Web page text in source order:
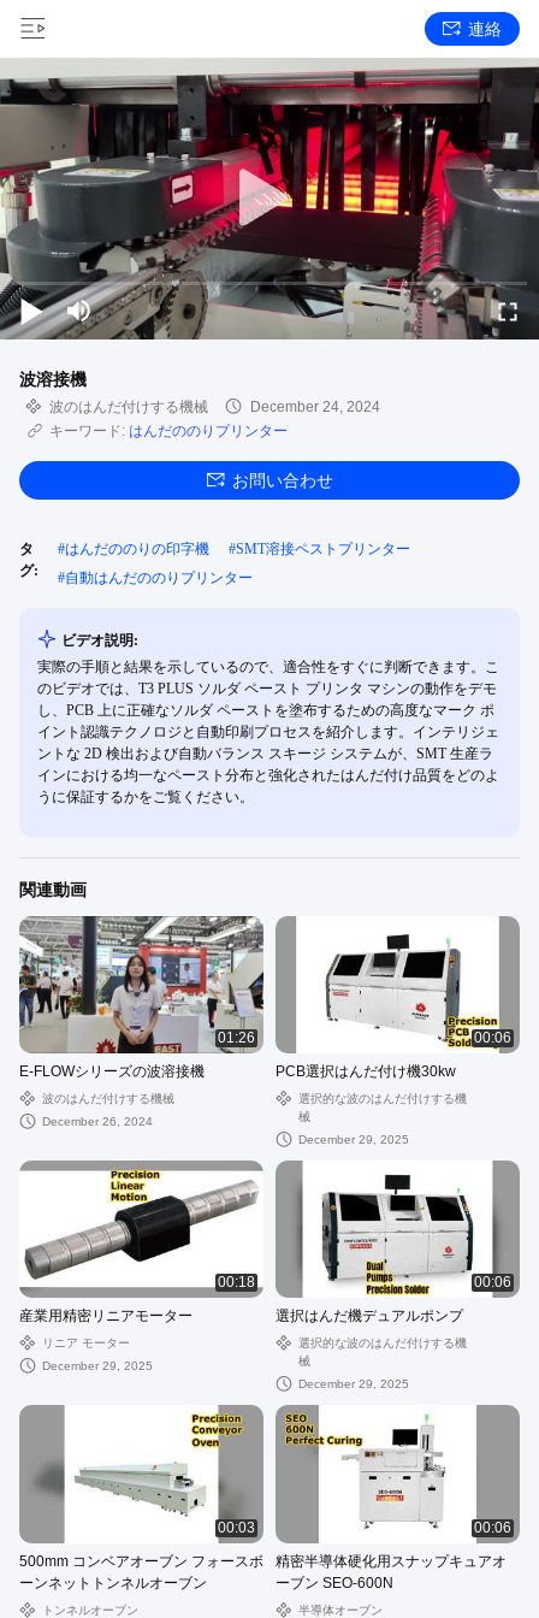
連絡
波溶接機
波のはんだ付けする機械
December 24, 2024
キーワード: はんだののりプリンター
お問い合わせ
タ
グ:
#はんだののりの印字機 #SMT溶接ペストプリンター
#自動はんだののりプリンター
ビデオ説明:
実際の手順と結果を示しているので、適合性をすぐに判断できます。こ
のビデオでは、T3 PLUS ソルダ ペースト プリンタ マシンの動作をデモ
し、PCB 上に正確なソルダ ペーストを塗布するための高度なマーク ポ
イント認識テクノロジと自動印刷プロセスを紹介します。インテリジェ
ントな 2D 検出および自動バランス スキージ システムが、SMT 生産ラ
インにおける均一なペースト分布と強化されたはんだ付け品質をどのよ
うに保証するかをご覧ください。
関連動画
01:26
E-FLOWシリーズの波溶接機
波のはんだ付けする機械
December 26, 2024
00:06
PCB選択はんだ付け機30kw
選択的な波のはんだ付けする機
械
December 29, 2025
00:18
産業用精密リニアモーター
リニア モーター
December 29, 2025
00:06
選択はんだ機デュアルポンプ
選択的な波のはんだ付けする機
械
December 29, 2025
00:03
500mm コンベアオーブン フォースボ
ーンネットトンネルオーブン
トンネルオーブン
00:06
精密半導体硬化用スナップキュアオ
ーブン SEO-600N
半導体オーブン